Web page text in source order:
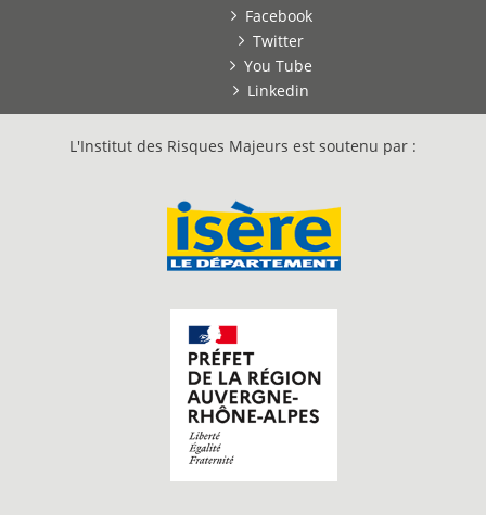
Facebook
Twitter
You Tube
Linkedin
L'Institut des Risques Majeurs est soutenu par :